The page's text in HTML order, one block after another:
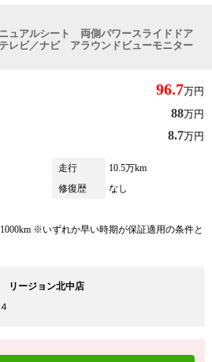
ュアルシート 両側パワースライドドア
レビ／ナビ アラウンドビューモニター
96.7万円
88万円
8.7万円
走行
10.5万km
修復歴
なし
※いずれか早い時期が保証適用の条件と
ージョン北中店